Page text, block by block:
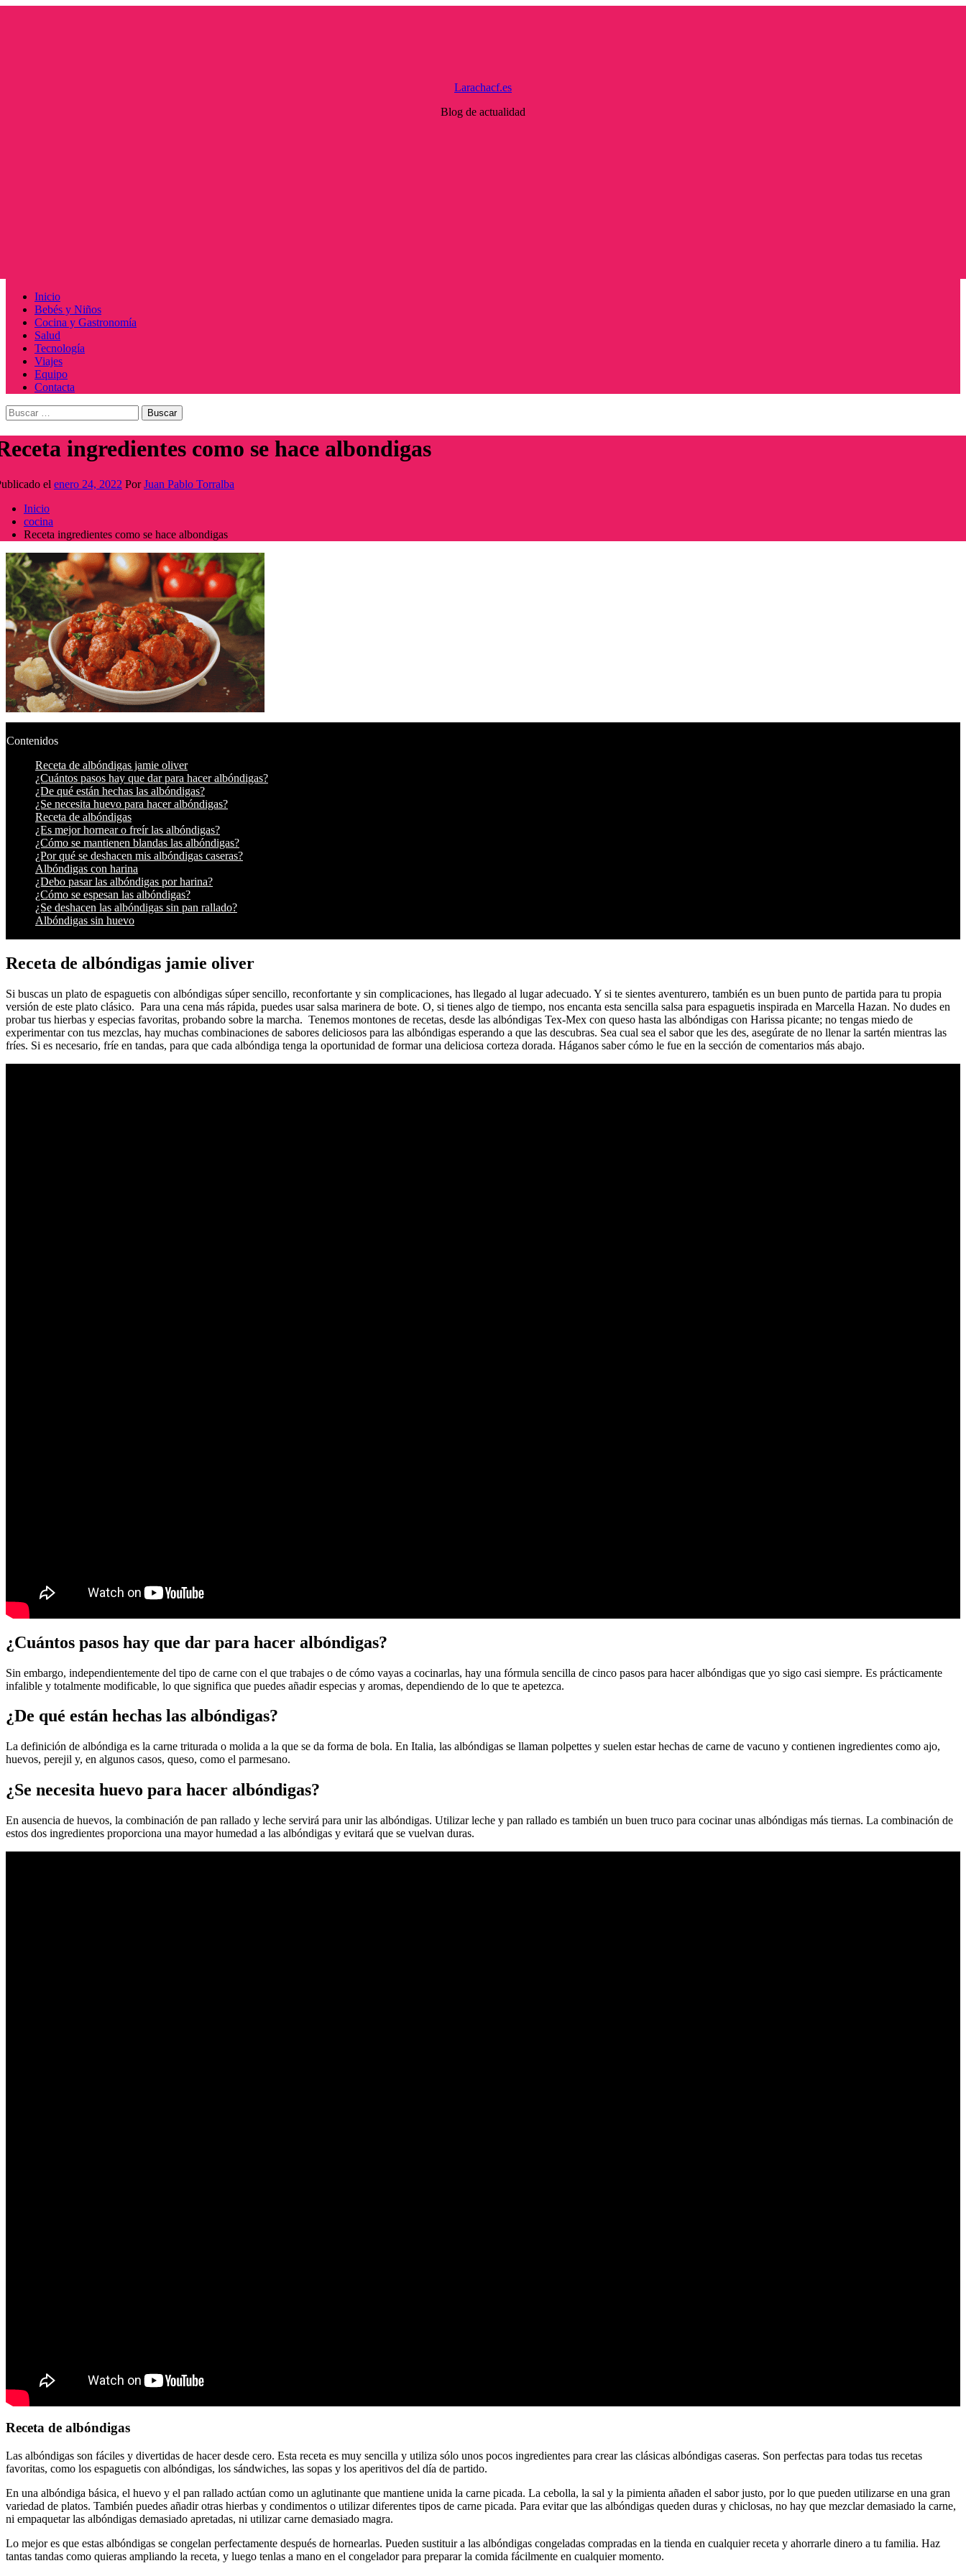
Larachacf.es
Blog de actualidad
Menú
principal
Inicio
Bebés y Niños
Cocina y Gastronomía
Salud
Tecnología
Viajes
Equipo
Contacta
Buscar:
ingredientes como se hace albondigas
el enero 24, 2022 PorJuan Pablo Torralba
Inicio
cocina
Receta ingredientes como se hace albondigas
Contenidos
Receta de albóndigas jamie oliver
¿Cuántos pasos hay que dar para hacer albóndigas?
¿De qué están hechas las albóndigas?
¿Se necesita huevo para hacer albóndigas?
Receta de albóndigas
¿Es mejor hornear o freír las albóndigas?
¿Cómo se mantienen blandas las albóndigas?
¿Por qué se deshacen mis albóndigas caseras?
Albóndigas con harina
¿Debo pasar las albóndigas por harina?
¿Cómo se espesan las albóndigas?
¿Se deshacen las albóndigas sin pan rallado?
Albóndigas sin huevo
Receta de albóndigas jamie oliver
Si buscas un plato de espaguetis con albóndigas súper sencillo, reconfortante y sin complicaciones, has llegado al lugar adecuado. Y si te sientes aventurero, también es un buen punto de partida para tu propia
versión de este plato clásico. Para una cena más rápida, puedes usar salsa marinera de bote. O, si tienes algo de tiempo, nos encanta esta sencilla salsa para espaguetis inspirada en Marcella Hazan. No dudes en
probar tus hierbas y especias favoritas, probando sobre la marcha. Tenemos montones de recetas, desde las albóndigas Tex-Mex con queso hasta las albóndigas con Harissa picante; no tengas miedo de
experimentar con tus mezclas, hay muchas combinaciones de sabores deliciosos para las albóndigas esperando a que las descubras. Sea cual sea el sabor que les des, asegúrate de no llenar la sartén mientras las
fríes. Si es necesario, fríe en tandas, para que cada albóndiga tenga la oportunidad de formar una deliciosa corteza dorada. Háganos saber cómo le fue en la sección de comentarios más abajo.
¿Cuántos pasos hay que dar para hacer albóndigas?
Sin embargo, independientemente del tipo de carne con el que trabajes o de cómo vayas a cocinarlas, hay una fórmula sencilla de cinco pasos para hacer albóndigas que yo sigo casi siempre. Es prácticamente
infalible y totalmente modificable, lo que significa que puedes añadir especias y aromas, dependiendo de lo que te apetezca.
¿De qué están hechas las albóndigas?
La definición de albóndiga es la carne triturada o molida a la que se da forma de bola. En Italia, las albóndigas se llaman polpettes y suelen estar hechas de carne de vacuno y contienen ingredientes como ajo,
huevos, perejil y, en algunos casos, queso, como el parmesano.
¿Se necesita huevo para hacer albóndigas?
En ausencia de huevos, la combinación de pan rallado y leche servirá para unir las albóndigas. Utilizar leche y pan rallado es también un buen truco para cocinar unas albóndigas más tiernas. La combinación de
estos dos ingredientes proporciona una mayor humedad a las albóndigas y evitará que se vuelvan duras.
Receta de albóndigas
Las albóndigas son fáciles y divertidas de hacer desde cero. Esta receta es muy sencilla y utiliza sólo unos pocos ingredientes para crear las clásicas albóndigas caseras. Son perfectas para todas tus recetas
favoritas, como los espaguetis con albóndigas, los sándwiches, las sopas y los aperitivos del día de partido.
En una albóndiga básica, el huevo y el pan rallado actúan como un aglutinante que mantiene unida la carne picada. La cebolla, la sal y la pimienta añaden el sabor justo, por lo que pueden utilizarse en una gran
variedad de platos. También puedes añadir otras hierbas y condimentos o utilizar diferentes tipos de carne picada. Para evitar que las albóndigas queden duras y chiclosas, no hay que mezclar demasiado la carne,
ni empaquetar las albóndigas demasiado apretadas, ni utilizar carne demasiado magra.
Lo mejor es que estas albóndigas se congelan perfectamente después de hornearlas. Pueden sustituir a las albóndigas congeladas compradas en la tienda en cualquier receta y ahorrarle dinero a tu familia. Haz
tantas tandas como quieras ampliando la receta, y luego tenlas a mano en el congelador para preparar la comida fácilmente en cualquier momento.